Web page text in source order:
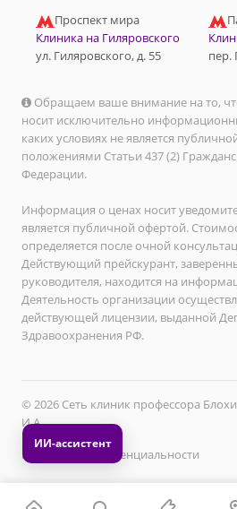
Проспект мира
Клиника на Гиляровского
ул. Гиляровского, д. 55
пер.
Обращаем ваше внимание на то,
носит исключительно
каких условиях не является
положениями Статьи 437 (2)
Федерации.
Информация о ценах носит
является публичной офертой.
определяется после очной
Действующий прейскурант,
руководителя, находится на
Деятельность организации
действующей лицензии, выданной
Здравоохранения РФ.
© 2026 Сеть клиник профессора
И.А.
Политика конфиденциальности